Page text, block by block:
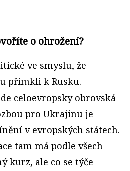
o ohrožení?
ve smyslu, že
přimkli k Rusku.
celoevropsky obrovská
pro Ukrajinu je
v evropských státech.
tam má podle všech
kurz, ale co se týče